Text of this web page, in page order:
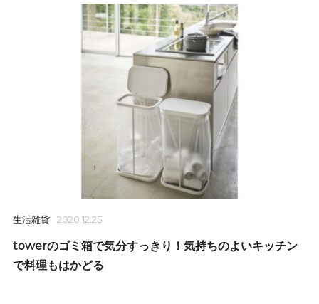
生活雑貨 2020.12.25
towerのゴミ箱で気分すっきり！気持ちのよいキッチン
で料理もはかどる